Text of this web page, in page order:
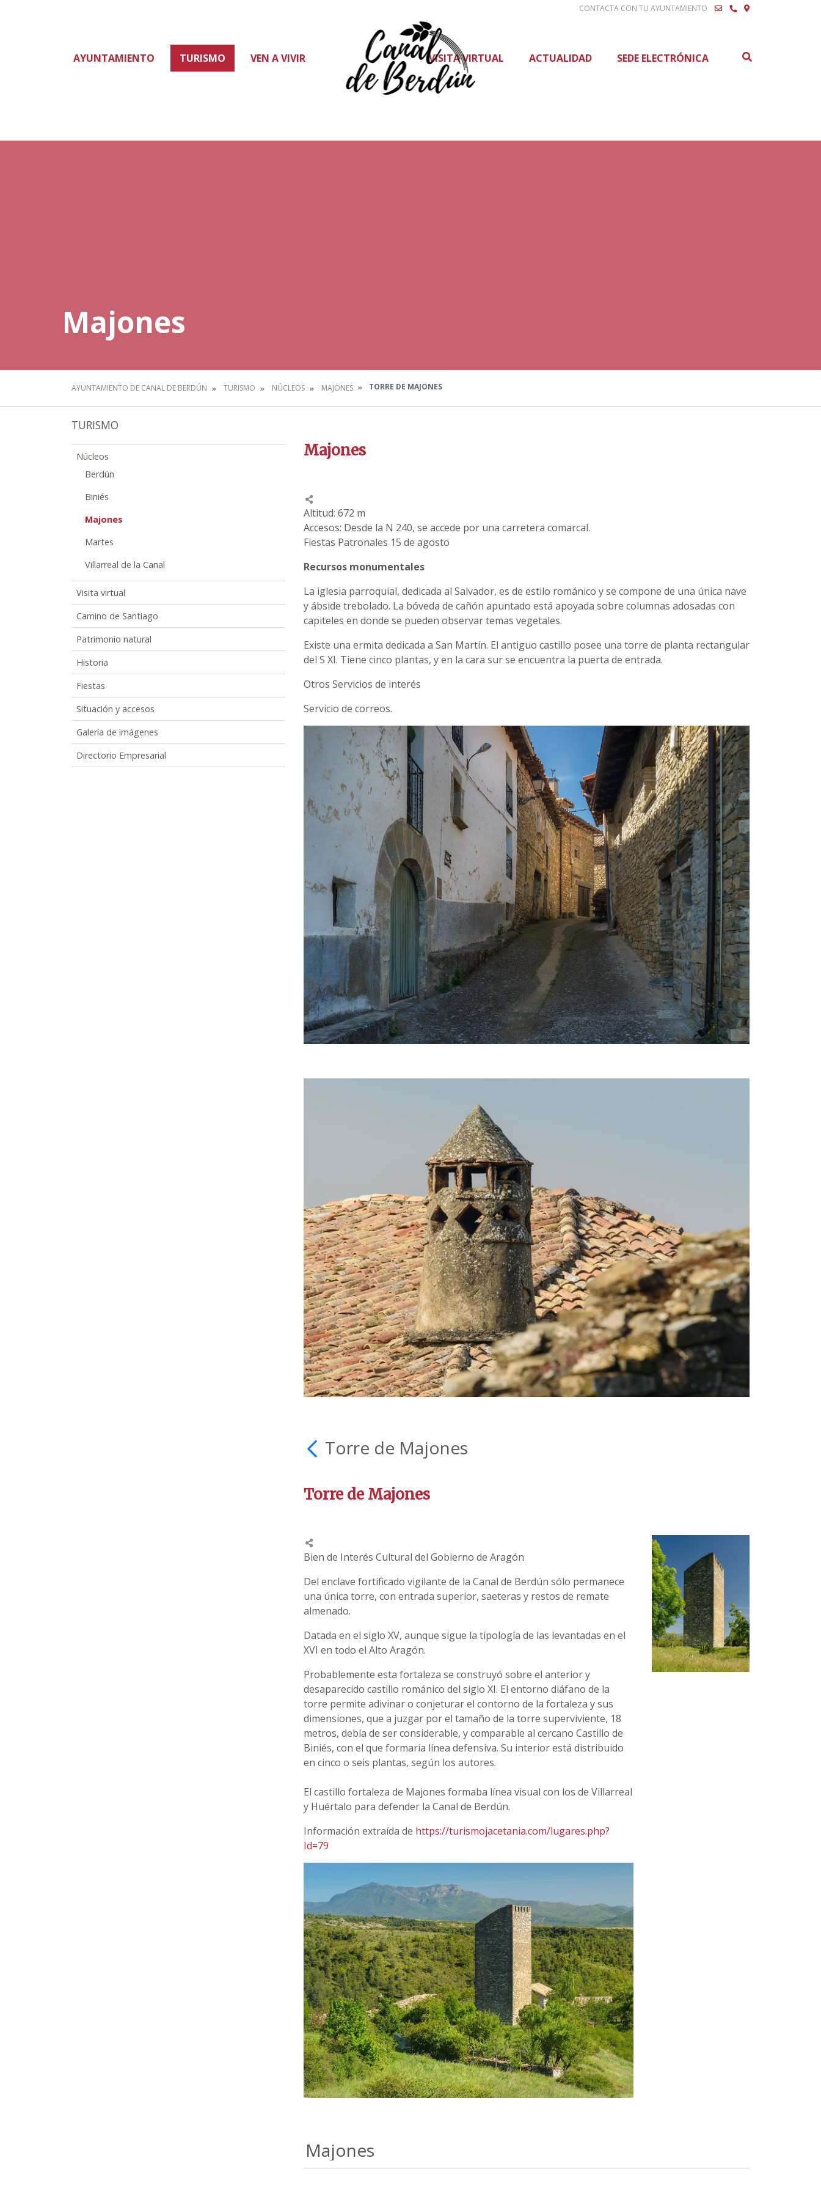
CONTACTA CON TU AYUNTAMIENTO
AYUNTAMIENTO TURISMO VEN A VIVIR VISITA VIRTUAL ACTUALIDAD SEDE ELECTRÓNICA
Majones
AYUNTAMIENTO DE CANAL DE BERDÚN TURISMO NÚCLEOS MAJONES TORRE DE MAJONES
TURISMO
Núcleos
Berdún
Biniés
Majones
Martes
Villarreal de la Canal
Visita virtual
Camino de Santiago
Patrimonio natural
Historia
Fiestas
Situación y accesos
Galería de imágenes
Directorio Empresarial
Majones
Altitud: 672 m
Accesos: Desde la N 240, se accede por una carretera comarcal.
Fiestas Patronales 15 de agosto
Recursos monumentales
La iglesia parroquial, dedicada al Salvador, es de estilo románico y se compone de una única nave
y ábside trebolado. La bóveda de cañón apuntado está apoyada sobre columnas adosadas con
capiteles en donde se pueden observar temas vegetales.
Existe una ermita dedicada a San Martín. El antiguo castillo posee una torre de planta rectangular
del S XI. Tiene cinco plantas, y en la cara sur se encuentra la puerta de entrada.
Otros Servicios de interés
Servicio de correos.
Torre de Majones
Torre de Majones
Bien de Interés Cultural del Gobierno de Aragón
Del enclave fortificado vigilante de la Canal de Berdún sólo permanece
una única torre, con entrada superior, saeteras y restos de remate
almenado.
Datada en el siglo XV, aunque sigue la tipología de las levantadas en el
XVI en todo el Alto Aragón.
Probablemente esta fortaleza se construyó sobre el anterior y
desaparecido castillo románico del siglo XI. El entorno diáfano de la
torre permite adivinar o conjeturar el contorno de la fortaleza y sus
dimensiones, que a juzgar por el tamaño de la torre superviviente, 18
metros, debía de ser considerable, y comparable al cercano Castillo de
Biniés, con el que formaría línea defensiva. Su interior está distribuido
en cinco o seis plantas, según los autores.
El castillo fortaleza de Majones formaba línea visual con los de Villarreal
y Huértalo para defender la Canal de Berdún.
Información extraída de https://turismojacetania.com/lugares.php?
Id=79
Majones